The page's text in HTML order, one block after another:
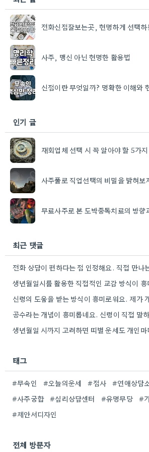
전화신점잘보는곳, 현명하게 선택하
사주, 맹신 아닌 현명한 활용법
신점이란 무엇일까? 명확한 이해와
인기 글
재회업체 선택 시 꼭 알아야 할 5가
사주풀로 직업선택의 비밀을 밝혀보
무료사주로 본 도박중독치료의 방향
최근 댓글
태그
#무속인 #오늘의운세 #점사 #연애상담
#사주궁합
#심리상담센터 #유명무당
#
#제안서디자인
전체 방문자